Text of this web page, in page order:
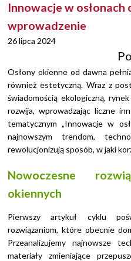
Innowacje w osłonach
wprowadzenie
26 lipca 2024
Osłony okienne od dawna
również estetyczną. Wraz z
świadomością ekologiczną,
rozwija, wprowadzając liczne
tematycznym „Innowacje w
najnowszym trendom,
rewolucjonizują sposób, w jaki
Nowoczesne
okiennych
Pierwszy artykuł cyklu
rozwiązaniom, które obecnie
Przeanalizujemy najnowsze
materiały zmieniające